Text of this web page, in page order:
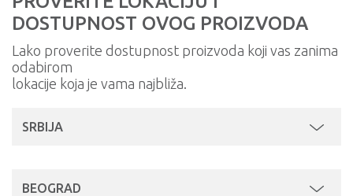
DOSTUPNOST OVOG PROIZVODA
Lako proverite dostupnost proizvoda koji vas zanima
odabirom
lokacije koja je vama najbliža.
SRBIJA
BEOGRAD